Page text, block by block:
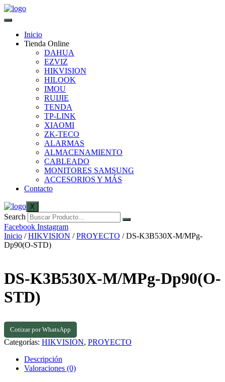
Inicio
Tienda Online
DAHUA
EZVIZ
HIKVISION
HILOOK
IMOU
RUIJIE
TENDA
TP-LINK
XIAOMI
ZK-TECO
ALARMAS
ALMACENAMIENTO
CABLEADO
MONITORES SAMSUNG
ACCESORIOS Y MÁS
Contacto
X
Search
Facebook Instagram
Inicio /HIKVISION /PROYECTO / DS-K3B530X-M/MPg-
Dp90(O-STD)
DS-K3B530X-M/MPg-Dp90(O-
STD)
Cotizar por WhatsApp
Categorías: HIKVISION, PROYECTO
Descripción
Valoraciones (0)